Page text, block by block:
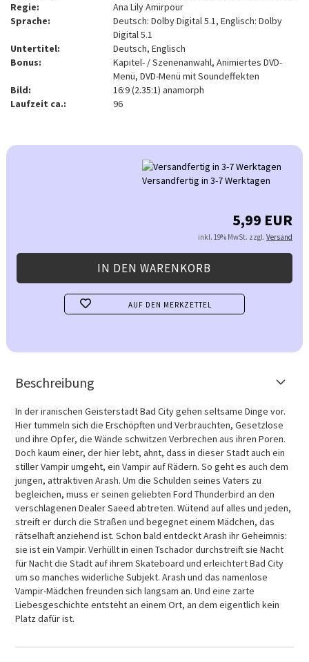
Regie:
Ana Lily Amirpour
Sprache:
Deutsch: Dolby Digital 5.1, Englisch: Dolby
Digital 5.1
Untertitel:
Deutsch, Englisch
Bonus:
Kapitel- / Szenenanwahl, Animiertes DVD-
Menü, DVD-Menü mit Soundeffekten
Bild:
16:9 (2.35:1) anamorph
Laufzeit ca.:
96
Versandfertig in 3-7 Werktagen
5,99 EUR
inkl. 19% MwSt. zzgl.Versand
AUF DEN MERKZETTEL
Beschreibung
In der iranischen Geisterstadt Bad City gehen seltsame Dinge vor.
Hier tummeln sich die Erschöpften und Verbrauchten, Gesetzlose
und ihre Opfer, die Wände schwitzen Verbrechen aus ihren Poren.
Doch kaum einer, der hier lebt, ahnt, dass in dieser Stadt auch ein
stiller Vampir umgeht, ein Vampir auf Rädern. So geht es auch dem
jungen, attraktiven Arash. Um die Schulden seines Vaters zu
begleichen, muss er seinen geliebten Ford Thunderbird an den
verschlagenen Dealer Saeed abtreten. Wütend auf alles und jeden,
streift er durch die Straßen und begegnet einem Mädchen, das
rätselhaft anziehend ist. Schon bald entdeckt Arash ihr Geheimnis:
sie ist ein Vampir. Verhüllt in einen Tschador durchstreift sie Nacht
für Nacht die Stadt auf ihrem Skateboard und erleichtert Bad City
um so manches widerliche Subjekt. Arash und das namenlose
Vampir-Mädchen freunden sich langsam an. Und eine zarte
Liebesgeschichte entsteht an einem Ort, an dem eigentlich kein
Platz dafür ist.